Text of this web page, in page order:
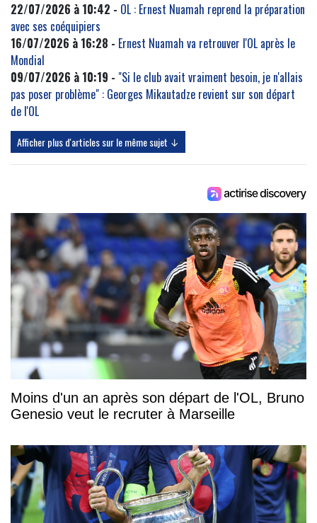
22/07/2026 à 10:42 - OL : Ernest Nuamah reprend la préparation
avec ses coéquipiers
16/07/2026 à 16:28 - Ernest Nuamah va retrouver l'OL après le
Mondial
09/07/2026 à 10:19 - "Si le club avait vraiment besoin, je n'allais
pas poser problème" : Georges Mikautadze revient sur son départ
de l'OL
Afficher plus d'articles sur le même sujet ↓
Moins d'un an après son départ de l'OL, Bruno
Genesio veut le recruter à Marseille